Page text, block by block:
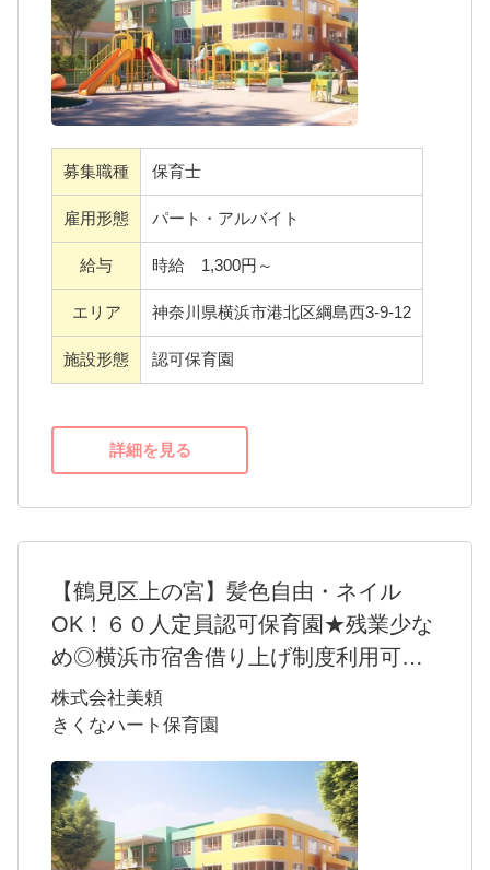
ともありましたが、本当にちょっとした工夫
で、子ども達のワクワクはいくらでも引き出
せることに気づいてからは、どんどんアイデ
アが湧いてくるようになり今は子ども達と一
緒に、心から毎日の活動を楽しんでいます?
れ合いを大切にし年齢に応じた保育を行って
います。
・保育士免許をお持ちの方であればご応募可
能です。
・1日5時間から勤務OK。お仕事とプライベー
トの両立が叶いやすい環境です。
・午後勤務が可能な方は特に歓迎いたしま
す。
私たちと一緒に子どもたちの成長をサポート
募集職種 保育士
雇用形態 パート・アルバイト
給与 時給 1,300円～
エリア 神奈川県横浜市港北区綱島西3-9-12
施設形態 認可保育園
詳細を見る
【鶴見区上の宮】髪色自由・ネイル
OK！６０人定員認可保育園★残業少な
め◎横浜市宿舎借り上げ制度利用可◎
プライベート充実◎小さなおうちのよ
うな保育園で、あたたかな保育を行い
ませんか？
＊きくなハート保育園ってこんな園??＊
住宅街のなかにある、まるで小さなおうちの
ような可愛い保育園。
株式会社美頼
きくなハート保育園